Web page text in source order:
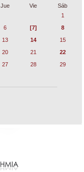
Jue Vie
Sáb
1
6 [7]
8
13 14
15
20 21
22
27 28
29